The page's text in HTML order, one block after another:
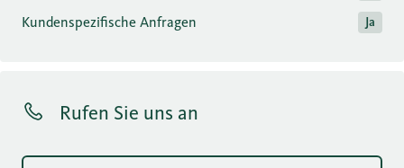
Kundenspezifische Anfragen Ja
Rufen Sie uns an